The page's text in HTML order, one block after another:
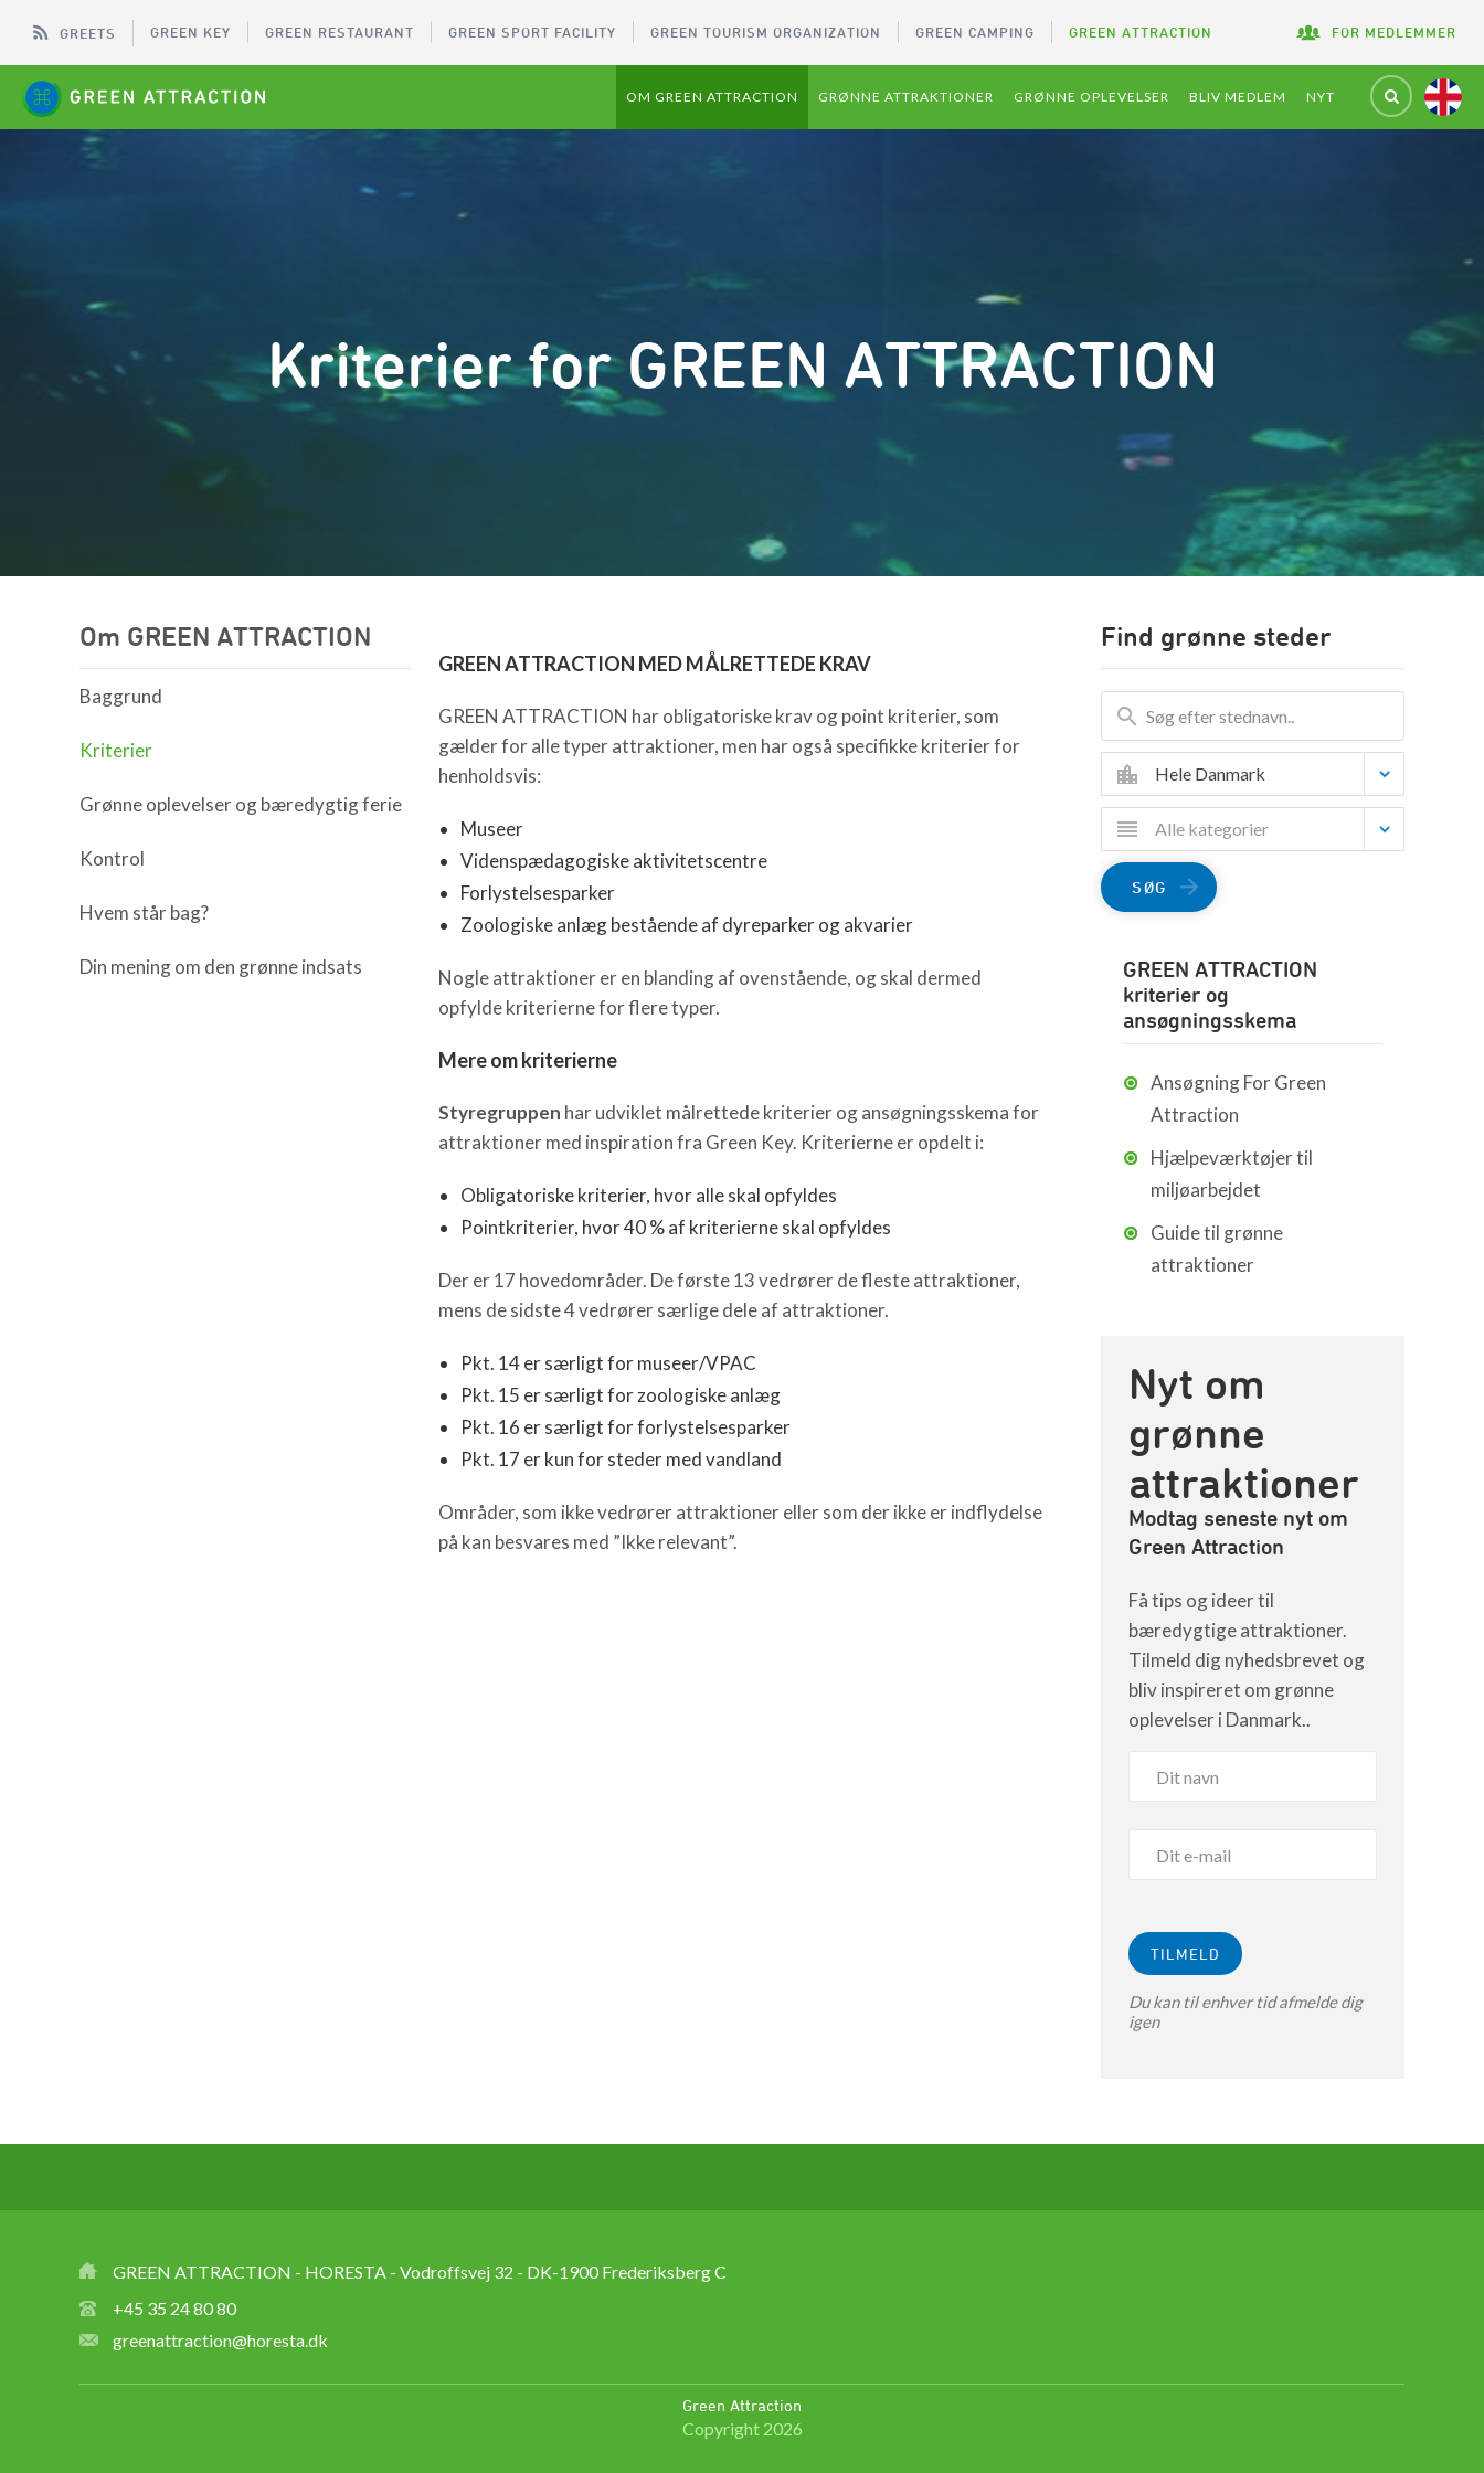
GREETS GREEN KEY GREEN RESTAURANT GREEN SPORT FACILITY GREEN TOURISM ORGANIZATION GREEN CAMPING GREEN ATTRACTION FOR MEDLEMMER
OM GREEN ATTRACTION GRØNNE ATTRAKTIONER GRØNNE OPLEVELSER BLIV MEDLEM NYT
Kriterier for GREEN ATTRACTION
Om GREEN ATTRACTION
Baggrund
Kriterier
Grønne oplevelser og bæredygtig ferie
Kontrol
Hvem står bag?
Din mening om den grønne indsats
GREEN ATTRACTION MED MÅLRETTEDE KRAV
GREEN ATTRACTION har obligatoriske krav og point kriterier, som
gælder for alle typer attraktioner, men har også specifikke kriterier for
henholdsvis:
Museer
Videnspædagogiske aktivitetscentre
Forlystelsesparker
Zoologiske anlæg bestående af dyreparker og akvarier
Nogle attraktioner er en blanding af ovenstående, og skal dermed
opfylde kriterierne for flere typer.
Mere om kriterierne
Styregruppen har udviklet målrettede kriterier og ansøgningsskema for
attraktioner med inspiration fra Green Key. Kriterierne er opdelt i:
Obligatoriske kriterier, hvor alle skal opfyldes
Pointkriterier, hvor 40 % af kriterierne skal opfyldes
Der er 17 hovedområder. De første 13 vedrører de fleste attraktioner,
mens de sidste 4 vedrører særlige dele af attraktioner.
Pkt. 14 er særligt for museer/VPAC
Pkt. 15 er særligt for zoologiske anlæg
Pkt. 16 er særligt for forlystelsesparker
Pkt. 17 er kun for steder med vandland
Områder, som ikke vedrører attraktioner eller som der ikke er indflydelse
på kan besvares med ”Ikke relevant”.
Find grønne steder
Hele Danmark
Alle kategorier
SØG
GREEN ATTRACTION
kriterier og
ansøgningsskema
Ansøgning For Green
Attraction
Hjælpeværktøjer til
miljøarbejdet
Guide til grønne
attraktioner
Nyt om
grønne
attraktioner
Modtag seneste nyt om
Green Attraction
Få tips og ideer til
bæredygtige attraktioner.
Tilmeld dig nyhedsbrevet og
bliv inspireret om grønne
oplevelser i Danmark..
Du kan til enhver tid afmelde dig
igen
GREEN ATTRACTION - HORESTA - Vodroffsvej 32 - DK-1900 Frederiksberg C
+45 35 24 80 80
greenattraction@horesta.dk
Green Attraction
Copyright 2026